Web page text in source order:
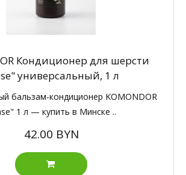
Кондиционер для шерсти
универсальный, 1 л
бальзам-кондиционер KOMONDOR
1 л — купить в Минске ..
42.00 BYN